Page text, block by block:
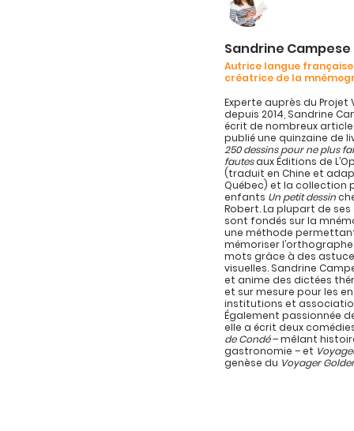
Sandrine Campese
Autrice langue
créatrice de la
Experte auprès du Projet
depuis 2014, Sandrine
écrit de nombreux
publié une quinzaine de
250 dessins pour ne plus
fautesaux Éditions de
(traduit en Chine et
Québec) et la collection
enfants Un petit dessin
Robert. La plupart de
sont fondés sur la
une méthode
mémoriser
mots grâce à des
visuelles. Sandrine
et anime des dictées
et sur mesure pour les
institutions et
Également passionnée
elle a écrit deux
de Condé– mêlant
gastronomie – et
genèse du Voyager